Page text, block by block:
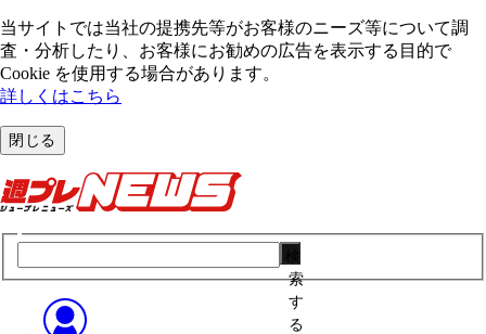
当サイトでは当社の提携先等がお客様のニーズ等について調
査・分析したり、お客様にお勧めの広告を表⽰する⽬的で
Cookie を使⽤する場合があります。
詳しくはこちら
閉じる
索
す
る